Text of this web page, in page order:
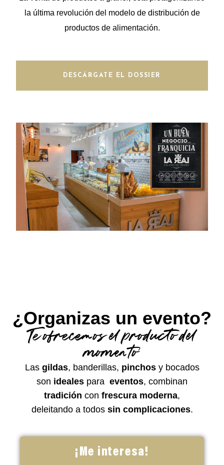
la última revolución del modelo de distribución de
productos de alimentación.
DESCÁRGATE EL DOSSIER
¿Organizas un evento?
Te ofrecemos el producto del
momento
Las gildas, banderillas, pinchosy bocados
son ideales para eventos, combinan
tradición con frescura moderna,
deleitando a todos sin complicaciones.
¡Me interesa!